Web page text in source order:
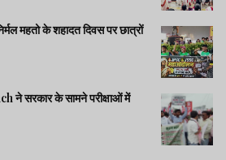
महतो के शहादत दिवस पर छात्रों
ने सरकार के सामने परीक्षाओं में